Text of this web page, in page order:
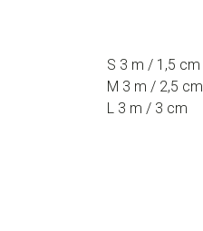
S 3 m / 1,5 cm
M 3 m / 2,5 cm
L 3 m / 3 cm